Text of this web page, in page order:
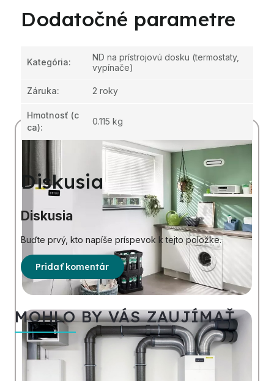
Dodatočné parametre
Kategória:
ND na prístrojovú dosku (termostaty,
vypínače)
Záruka: 2 roky
Hmotnosť (c
ca):
0.115 kg
Diskusia
Diskusia
Buďte prvý, kto napíše príspevok k tejto položke.
Pridať komentár
MOHLO BY VÁS ZAUJÍMAŤ